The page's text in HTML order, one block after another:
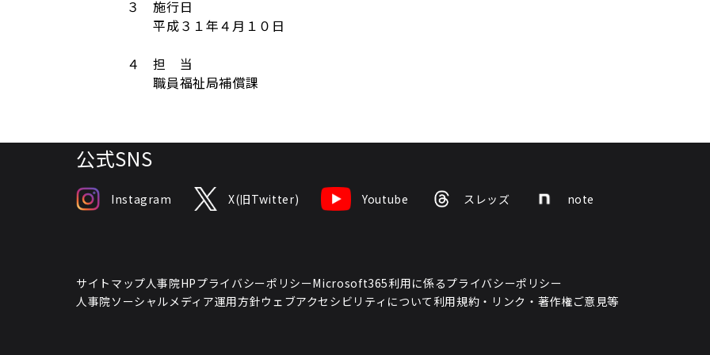
３ 施行日
平成３１年４月１０日
４ 担 当
職員福祉局補償課
公式SNS
Instagram X(旧Twitter) Youtube スレッズ note
サイトマップ人事院HPプライバシーポリシーMicrosoft365利用に係るプライバシーポリシー
人事院ソーシャルメディア運用方針ウェブアクセシビリティについて 利用規約・リンク・著作権ご意見等